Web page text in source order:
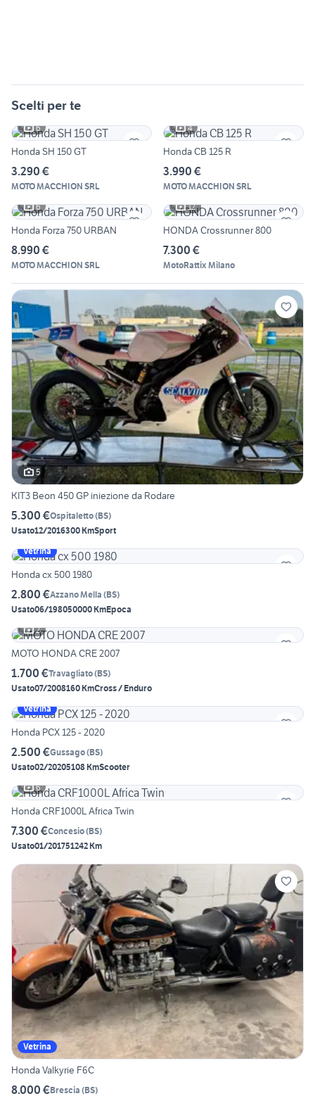
Scelti per te
6
Honda SH 150 GT
3.290 €
MOTO MACCHION SRL
4
Honda CB 125 R
3.990 €
MOTO MACCHION SRL
6
Honda Forza 750 URBAN
8.990 €
MOTO MACCHION SRL
12
HONDA Crossrunner 800
7.300 €
MotoRattix Milano
5
KIT3 Beon 450 GP iniezione da Rodare
5.300 €Ospitaletto(BS)
Usato12/2016300 KmSport
Vetrina
Honda cx 500 1980
2.800 €Azzano Mella (BS)
Usato06/198050000 KmEpoca
2
MOTO HONDA CRE 2007
1.700 €Travagliato(BS)
Usato07/2008160 KmCross / Enduro
Vetrina
Honda PCX 125 - 2020
2.500 €Gussago(BS)
Usato02/20205108 KmScooter
6
Honda CRF1000L Africa Twin
7.300 €Concesio(BS)
Usato01/201751242 Km
Vetrina
Honda Valkyrie F6C
8.000 €Brescia (BS)